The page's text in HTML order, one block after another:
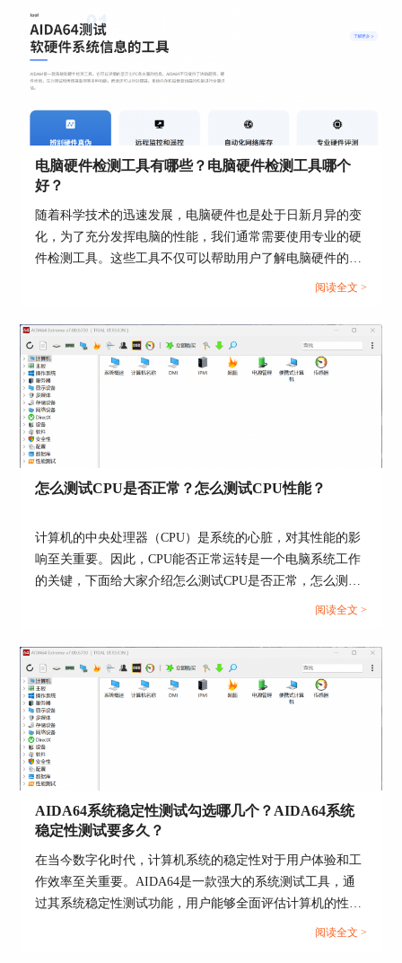
具预设的不透明度有20%至100%五个选项。
图4：右键桌面小工具
当我们完成了自己桌面小工具的个性化设置之后，
不妨把它和默认状态下的图片进行对比，说不定还
能发现一些值得修改的地方。
AIDA64的桌面小工具经过个性化设置之后，界面
更加美观，数据也更醒目，对我们掌握自己电脑的
信息很有帮助，本次教程到此结束，希望大家都能
拥有一个属于自己的个性化桌面小工具。
署名：zack
电脑硬件检测工具有哪些？电脑硬件检测工具哪个
好？
随着科学技术的迅速发展，电脑硬件也是处于日新月异的变
化，为了充分发挥电脑的性能，我们通常需要使用专业的硬
件检测工具。这些工具不仅可以帮助用户了解电脑硬件的状
态，还能提供有效的优化建议。接下来给大家介绍电脑硬件
阅读全文 >
怎么测试CPU是否正常？怎么测试CPU性能？
计算机的中央处理器（CPU）是系统的心脏，对其性能的影
响至关重要。因此，CPU能否正常运转是一个电脑系统工作
的关键，下面给大家介绍怎么测试CPU是否正常，怎么测试
阅读全文 >
AIDA64系统稳定性测试勾选哪几个？AIDA64系统
稳定性测试要多久？
在当今数字化时代，计算机系统的稳定性对于用户体验和工
作效率至关重要。AIDA64是一款强大的系统测试工具，通
过其系统稳定性测试功能，用户能够全面评估计算机的性能
和稳定性。而在进行AIDA64软件进行系统稳定性测试时，
阅读全文 >